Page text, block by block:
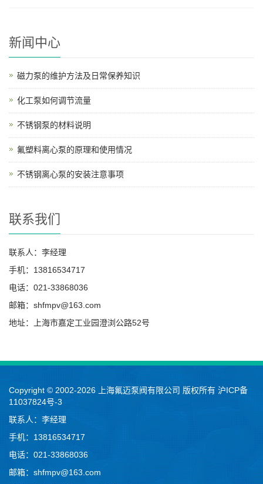
新闻中心
磁力泵的维护方法及日常保养知识
化工泵如何调节流量
不锈钢泵的材料说明
氟塑料离心泵的原理和使用情况
不锈钢离心泵的安装注意事项
联系我们
联系人：李经理
手机：13816534717
电话：021-33868036
邮箱：shfmpv@163.com
地址：上海市嘉定工业园澄浏公路52号
Copyright © 2002-2026 上海氟迈泵阀有限公司 版权所有 沪ICP备
11037824号-3
联系人：李经理
手机：13816534717
电话：021-33868036
邮箱：shfmpv@163.com